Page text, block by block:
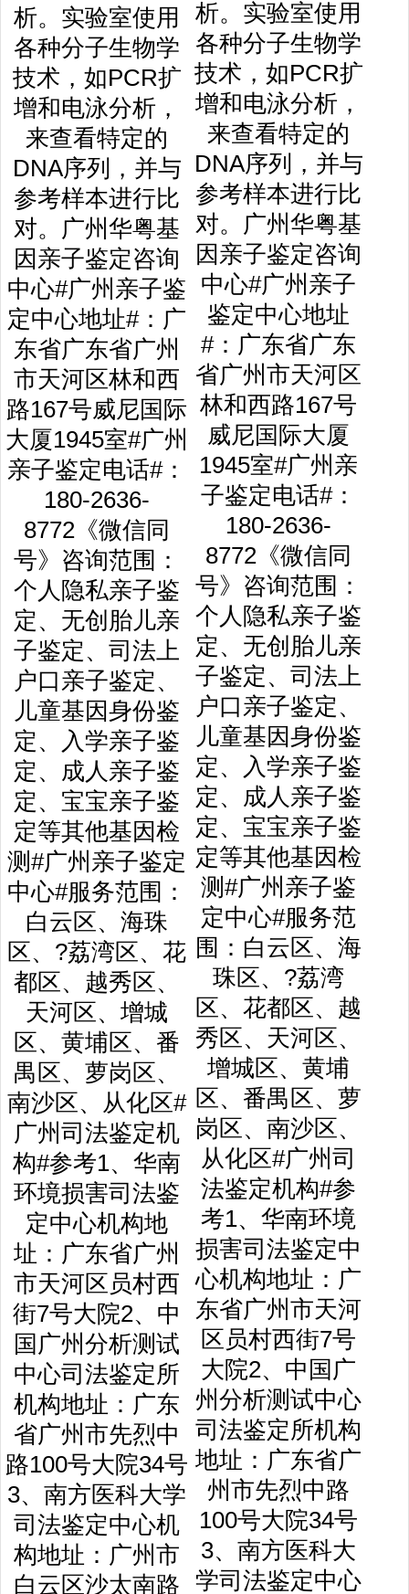
析。实验室使用
各种分子生物学
技术，如PCR扩
增和电泳分析，
来查看特定的
DNA序列，并与
参考样本进行比
对。广州华粤基
因亲子鉴定咨询
中心#广州亲子
鉴定中心地址
#：广东省广东
省广州市天河区
林和西路167号
威尼国际大厦
1945室#广州亲
子鉴定电话#：
180-2636-
8772《微信同
号》咨询范围：
个人隐私亲子鉴
定、无创胎儿亲
子鉴定、司法上
户口亲子鉴定、
儿童基因身份鉴
定、入学亲子鉴
定、成人亲子鉴
定、宝宝亲子鉴
定等其他基因检
测#广州亲子鉴
定中心#服务范
围：白云区、海
珠区、?荔湾
区、花都区、越
秀区、天河区、
增城区、黄埔
区、番禺区、萝
岗区、南沙区、
从化区#广州司
法鉴定机构#参
考1、华南环境
损害司法鉴定中
心机构地址：广
东省广州市天河
区员村西街7号
大院2、中国广
州分析测试中心
司法鉴定所机构
地址：广东省广
州市先烈中路
100号大院34号
3、南方医科大
学司法鉴定中心